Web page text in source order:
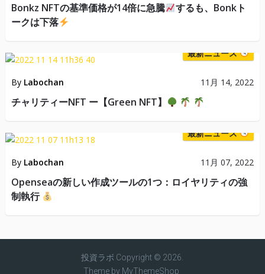
Bonkz NFTの基準価格が14倍に急騰
するも、Bonkト
ークは下落
最新ニュース
By Labochan 11月 14, 2022
チャリティーNFT ー【Green NFT】
最新ニュース
By Labochan 11月 07, 2022
Openseaの新しい作成ツールの1つ：ロイヤリティの強
制執行
投資ラボ Copyright © 2026.
Theme by MyThemeShop